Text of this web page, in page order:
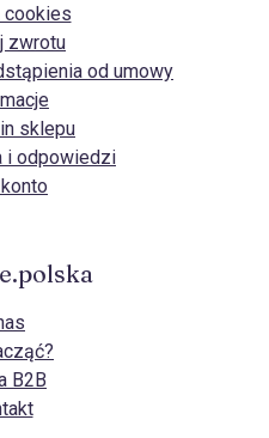
cookies
zwrotu
od umowy
sklepu
i odpowiedzi
B2B